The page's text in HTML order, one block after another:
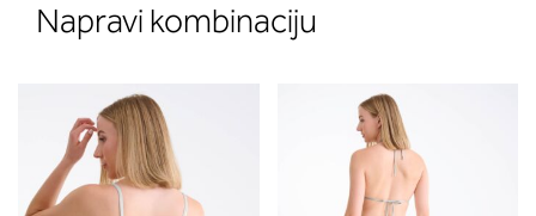
Napravi kombinaciju